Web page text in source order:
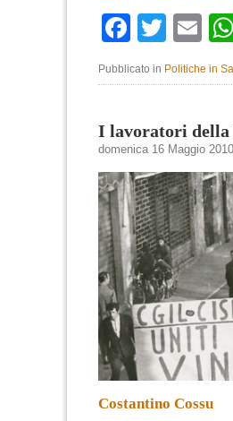
Facebook
Twitter
Pubblicato in Politiche in
I lavoratori della
domenica 16 Maggio 2010
Costantino Cossu